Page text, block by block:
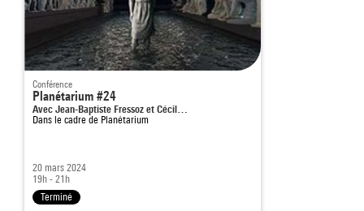
Conférence
Planétarium #24
Avec Jean-Baptiste Fressoz et Cécil…
Dans le cadre de Planétarium
20 mars 2024
19h - 21h
Terminé